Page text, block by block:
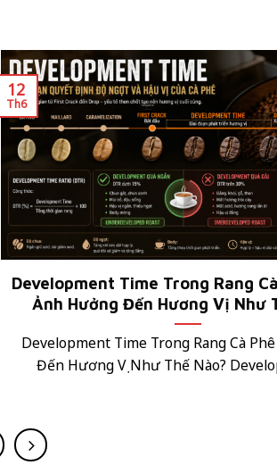
Development Time Trong Rang
Ảnh Hưởng Đến Hương Vị Như
Development Time Trong Rang Cà
Đến Hương Vị Như Thế Nào?
12
Th6